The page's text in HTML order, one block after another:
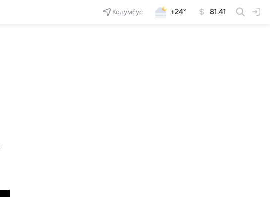
Колумбус +24° 81.41